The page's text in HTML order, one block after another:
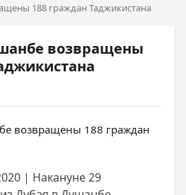
188 граждан Таджикистана
возвращены
| Накануне 29